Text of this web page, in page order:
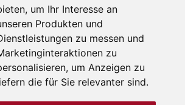
, um Ihr Interesse an
Produkten und
zu messen und
zu
, um Anzeigen zu
die für Sie relevanter sind.